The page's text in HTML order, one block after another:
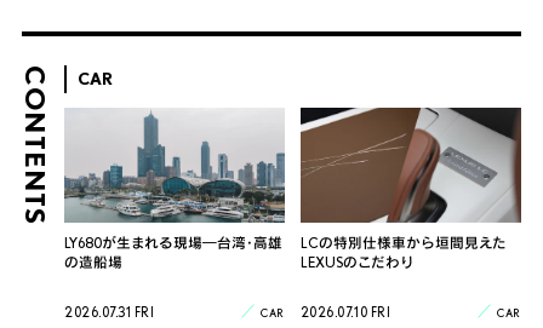
CONTENTS CAR
LY680が生まれる現場―台湾・高雄
の造船場
2026.07.31 FRI CAR
LCの特別仕様車から垣間見えた
LEXUSのこだわり
2026.07.10 FRI CAR